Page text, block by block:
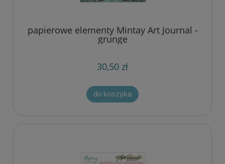
papierowe elementy Mintay Art Journal -
grunge
30,50 zł
do koszyka